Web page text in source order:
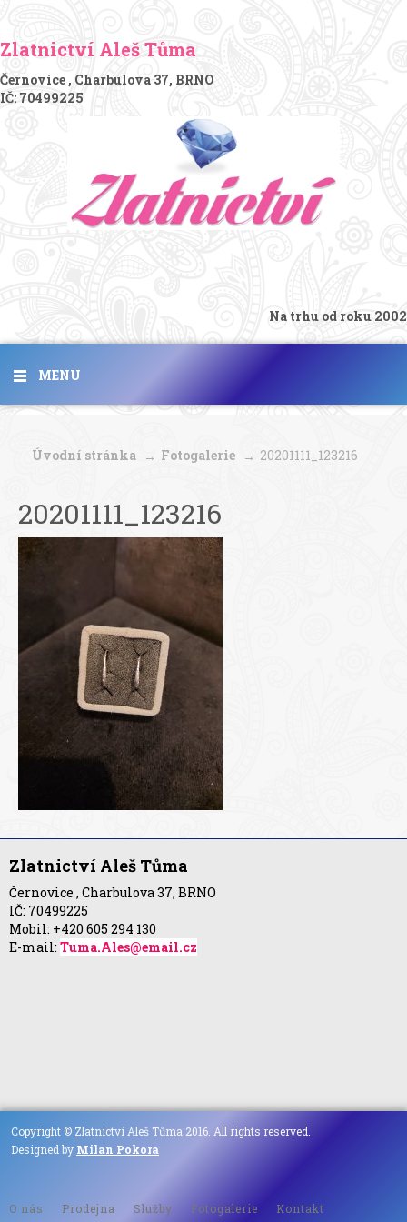
Zlatnictví Aleš Tůma
Černovice , Charbulova 37, BRNO
IČ: 70499225
Na trhu od roku 2002
MENU
Úvodní stránka Fotogalerie 20201111_123216
20201111_123216
Zlatnictví Aleš Tůma
Černovice , Charbulova 37, BRNO
IČ: 70499225
Mobil: +420 605 294 130
E-mail: Tuma.Ales@email.cz
Copyright © Zlatnictví Aleš Tůma 2016. All rights reserved.
Designed by Milan Pokora
O nás Prodejna Služby Fotogalerie Kontakt